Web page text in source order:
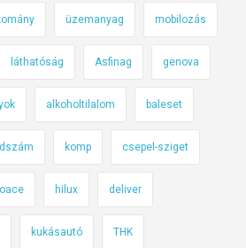
üzemanyag mobilozás
láthatóság Asfinag genova
alkoholtilalom baleset
komp csepel-sziget
hilux deliver
kukásautó THK